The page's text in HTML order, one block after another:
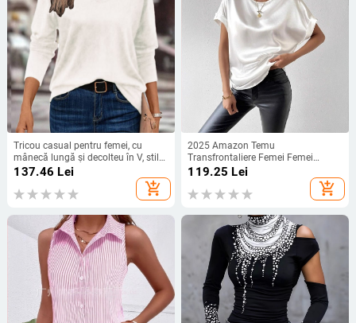
Tricou casual pentru femei, cu
mânecă lungă și decolteu în V, stil
solid
137.46 Lei
add_shopping_cart
2025 Amazon Temu
Transfrontaliere Femei Femei
Europene și Americane Gladies'
Slim Top Culoare Solidă Backless
Button Tricou cu mânecă scurtă
119.25 Lei
add_shopping_cart